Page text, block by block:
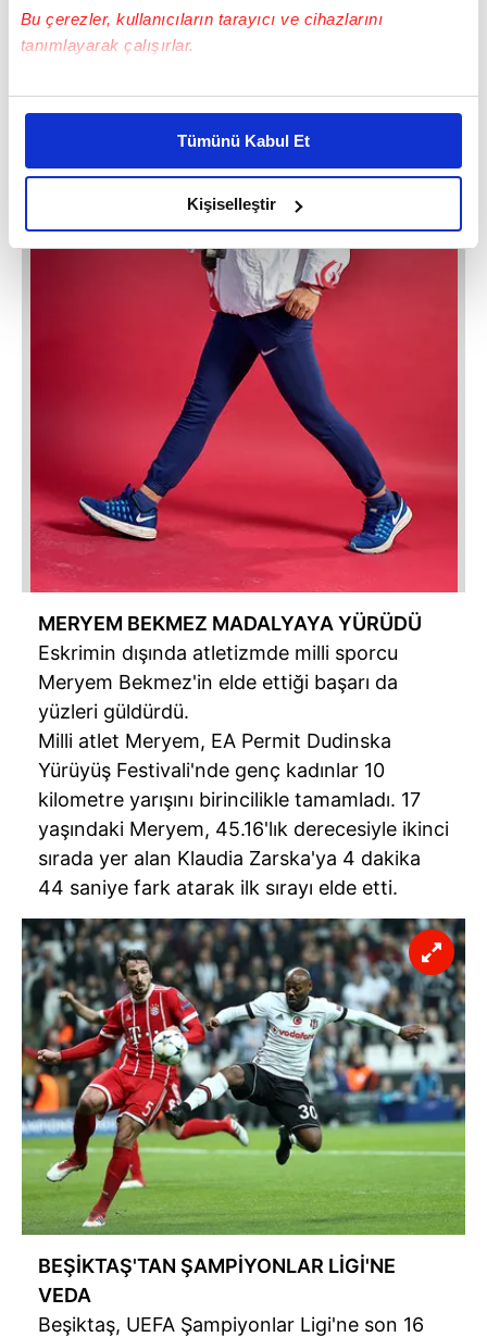
Bu çerezler, kullanıcıların tarayıcı ve cihazlarını
tanımlayarak çalışırlar.
Bu çerezlere izin vermeniz halinde sizlere özel
daha iyi reklam deneyimi yaşatabiliriz. Bunu yaparken
amacımızın size daha iyi bir reklam deneyimi sunmak
olduğunu ve sizlere en iyi içerikleri sunabilmek adına
elimizden gelen çabayı gösterdiğimizi ve bu noktada,
reklamların maliyetlerimizi karşılamak noktasında tek gelir
kalemimiz olduğunu sizlere hatırlatmak isteriz.
Her halükârda, kullanıcılar, bu çerezlere izin vermedikleri
takdirde, kullanıcılara hedefli reklamlar
Sizlere daha iyi bir hizmet sunabilmek için İnternet
Sitemizde kendimize ve üçüncü kişilere ait çerezler
kullanılmaktadır. Bu çerezler vasıtasıyla çeşitli kişisel
verileriniz işlenmekte olup gerekli olan çerezler bilgi
toplumu hizmetlerinin sunulması amacıyla
kullanılmaktadır. Diğer çerezler, sitemizin daha işlevsel
kılınması ve kişiselleştirilmesi ve sizlere yönelik
reklam/pazarlama faaliyetlerinin yapılması, amaçlarıyla
sınırlı olarak açık rızanız dahilinde kullanılacaktır.
Çerezlere ilişkin tercihlerinizi aşağıda yer alan panel
vasıtasıyla belirleyebilirsiniz. Çerezlere ilişkin detaylı bilgi
için Ayarlar butonuna tıklayabilir, Çerez Bilgilendirme
Metnimiziziyaret edebilirsiniz.
6698 sayılı Kişisel Verilerin Korunması Kanunu uyarınca
hazırlanmış Aydınlatma Metnimizi okumak ve sitemizde
ilgili mevzuata uygun olarak kullanılan çerezlerle ilgili bilgi
Tümünü Kabul Et
Kişiselleştir
MERYEM BEKMEZ MADALYAYA YÜRÜDÜ
Eskrimin dışında atletizmde milli sporcu
Meryem Bekmez'in elde ettiği başarı da
yüzleri güldürdü.
Milli atlet Meryem, EA Permit Dudinska
Yürüyüş Festivali'nde genç kadınlar 10
kilometre yarışını birincilikle tamamladı. 17
yaşındaki Meryem, 45.16'lık derecesiyle ikinci
sırada yer alan Klaudia Zarska'ya 4 dakika
44 saniye fark atarak ilk sırayı elde etti.
BEŞİKTAŞ'TAN ŞAMPİYONLAR LİGİ'NE
VEDA
Beşiktaş, UEFA Şampiyonlar Ligi'ne son 16